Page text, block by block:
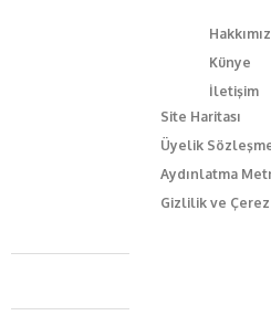
Künye
İletişim
Site Haritası
Üyelik
Aydınlatma
Gizlilik ve Çerez
Caferağa Mah. Dr. Şakir
+90 543 345 46 00